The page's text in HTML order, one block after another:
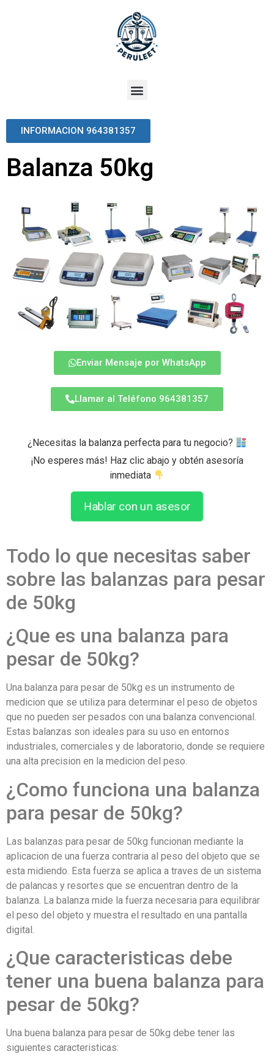
INFORMACION 964381357
Balanza 50kg
Enviar Mensaje por WhatsApp
Llamar al Teléfono 964381357
¿Necesitas la balanza perfecta para tu negocio?
¡No esperes más! Haz clic abajo y obtén asesoría
inmediata
Hablar con un asesor
Todo lo que necesitas saber
sobre las balanzas para pesar
de 50kg
¿Que es una balanza para
pesar de 50kg?
Una balanza para pesar de 50kg es un instrumento de
medicion que se utiliza para determinar el peso de objetos
que no pueden ser pesados con una balanza convencional.
Estas balanzas son ideales para su uso en entornos
industriales, comerciales y de laboratorio, donde se requiere
una alta precision en la medicion del peso.
¿Como funciona una balanza
para pesar de 50kg?
Las balanzas para pesar de 50kg funcionan mediante la
aplicacion de una fuerza contraria al peso del objeto que se
esta midiendo. Esta fuerza se aplica a traves de un sistema
de palancas y resortes que se encuentran dentro de la
balanza. La balanza mide la fuerza necesaria para equilibrar
el peso del objeto y muestra el resultado en una pantalla
digital.
¿Que caracteristicas debe
tener una buena balanza para
pesar de 50kg?
Una buena balanza para pesar de 50kg debe tener las
siguientes caracteristicas: